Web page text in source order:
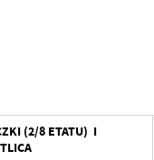
(2/8 ETATU) I